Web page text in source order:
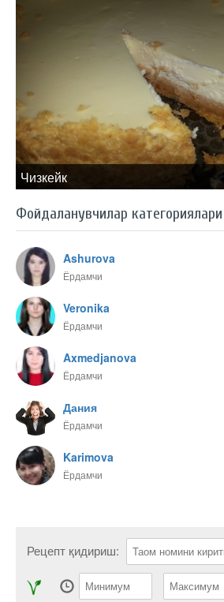
Чизкейк
Фойдаланувчилар категориялари
Ashurova
Ёрдамчи
Veronika
Ёрдамчи
Axmedjanova
Ёрдамчи
Дания
Ёрдамчи
Karimova
Ёрдамчи
Рецепт қидириш: